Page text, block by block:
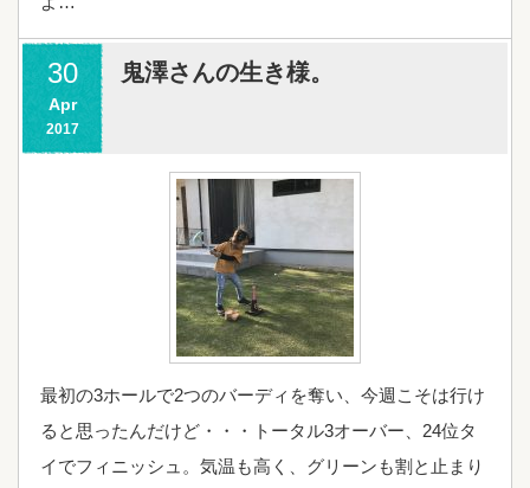
30
Apr
2017
鬼澤さんの生き様。
最初の3ホールで2つのバーディを奪い、今週こそは行け
ると思ったんだけど・・・トータル3オーバー、24位タ
イでフィニッシュ。気温も高く、グリーンも割と止まり